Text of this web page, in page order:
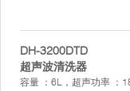
DH-3200DTD
超声波清洗器
容量 ：6L，超声功率 ：